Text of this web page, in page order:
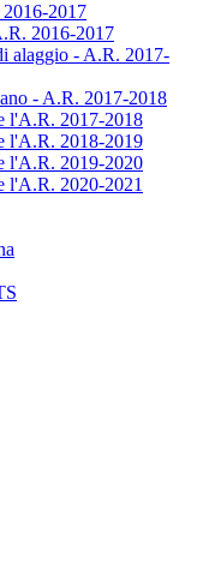
2017
2016-2017
alaggio - A.R. 2017-
- A.R. 2017-2018
l'A.R. 2017-2018
l'A.R. 2018-2019
l'A.R. 2019-2020
l'A.R. 2020-2021